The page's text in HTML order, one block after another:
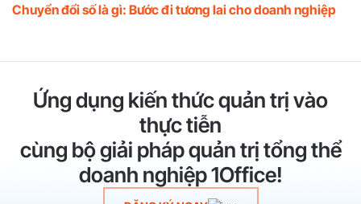
Chuyển đổi số là gì: Bước đi tương lai cho doanh nghiệp
Ứng dụng kiến thức quản trị vào
thực tiễn
cùng bộ giải pháp quản trị tổng thể
doanh nghiệp 1Office!